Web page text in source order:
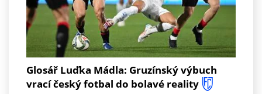
Glosář Luďka Mádla: Gruzínský výbuch
vrací český fotbal do bolavé reality